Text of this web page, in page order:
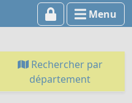
Menu
Rechercher par
département